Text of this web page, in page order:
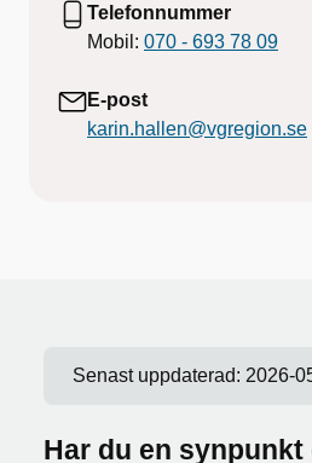
Telefonnummer
Mobil: 070 - 693 78 09
E-post
karin.hallen@vgregion.se
Senast uppdaterad: 2026-
Har du en synpunkt